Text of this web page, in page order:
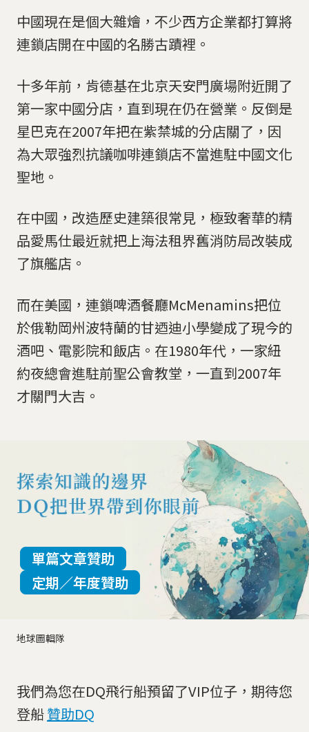
中國現在是個大雜燴，不少西方企業都打算將
連鎖店開在中國的名勝古蹟裡。
十多年前，肯德基在北京天安門廣場附近開了
第一家中國分店，直到現在仍在營業。反倒是
星巴克在2007年把在紫禁城的分店關了，因
為大眾強烈抗議咖啡連鎖店不當進駐中國文化
聖地。
在中國，改造歷史建築很常見，極致奢華的精
品愛馬仕最近就把上海法租界舊消防局改裝成
了旗艦店。
而在美國，連鎖啤酒餐廳McMenamins把位
於俄勒岡州波特蘭的甘迺迪小學變成了現今的
酒吧、電影院和飯店。在1980年代，一家紐
約夜總會進駐前聖公會教堂，一直到2007年
才關門大吉。
地球圖輯隊
單篇文章贊助
定期／年度贊助
我們為您在DQ飛行船預留了VIP位子，期待您
登船贊助DQ